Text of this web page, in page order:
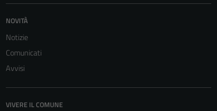
NOVITÀ
Notizie
Comunicati
Avvisi
VIVERE IL COMUNE